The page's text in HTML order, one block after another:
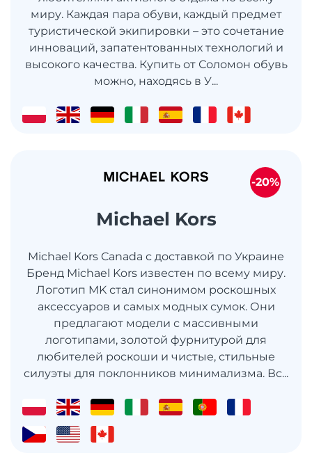
миру. Каждая пара обуви, каждый предмет
туристической экипировки – это сочетание
инноваций, запатентованных технологий и
высокого качества. Купить от Соломон обувь
можно, находясь в У...
Michael Kors
Michael Kors Canada с доставкой по Украине
Бренд Michael Kors известен по всему миру.
Логотип MK стал синонимом роскошных
аксессуаров и самых модных сумок. Они
предлагают модели с массивными
логотипами, золотой фурнитурой для
любителей роскоши и чистые, стильные
силуэты для поклонников минимализма. Вс...
-20%